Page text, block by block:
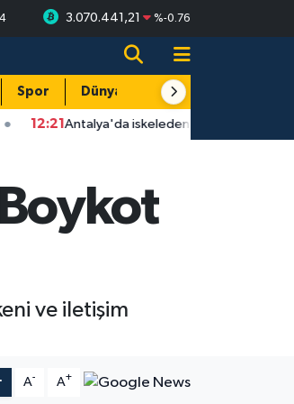
3.070.441,21 %-0.76
Spor Dünya Resmi Reklamlar
Antalya'da iskeleden düşen işçi hayatını kaybetti!
ve iletişim
A- A+